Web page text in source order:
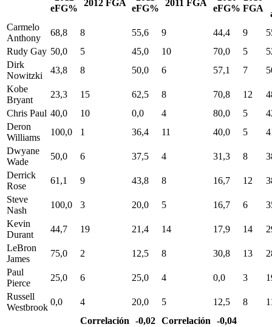
eFG%
2012 FGA
eFG%
2011 FGA
eFG% FGA
Correlación -0,02 Correlación -0,04
Carmelo
Anthony
68,8 8 55,6 9 44,4 9
Rudy Gay 50,0 5 45,0 10 70,0 5
Dirk
Nowitzki
43,8 8 50,0 6 57,1 7
Kobe
Bryant
23,3 15 62,5 8 70,8 12
Chris Paul 40,0 10 0,0 4 80,0 5
Deron
Williams
100,0 1 36,4 11 40,0 5
Dwyane
Wade
50,0 6 37,5 4 31,3 8
Derrick
Rose
61,1 9 43,8 8 16,7 12
Steve
Nash
100,0 3 20,0 5 16,7 6
Kevin
Durant
44,7 19 21,4 14 17,9 14
LeBron
James
75,0 2 12,5 8 30,8 13
Paul
Pierce
25,0 6 25,0 4 0,0 3
Russell
Westbrook
0,0 4 20,0 5 12,5 8